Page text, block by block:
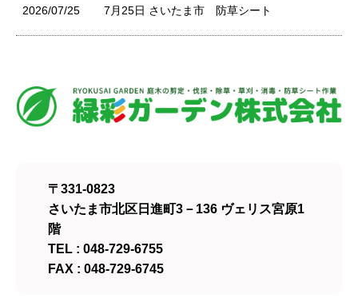
2026/07/25 7月25日 さいたま市 防草シート
〒331-0823
さいたま市北区日進町3－136 ヴェリス宮原1
階
TEL : 048-729-6755
FAX : 048-729-6745